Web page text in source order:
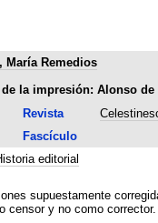
María Remedios
la impresión: Alonso
Revista
Fascículo
editorial
supuestamente
censor y no como corrector.